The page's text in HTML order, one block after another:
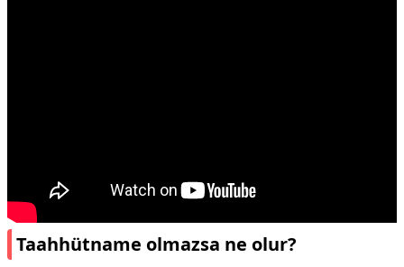
Taahhütname olmazsa ne olur?